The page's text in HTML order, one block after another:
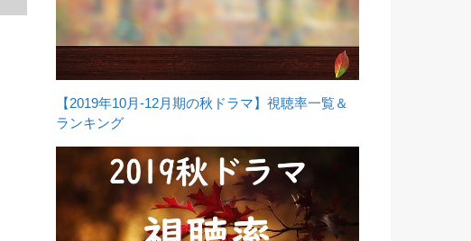
【2019年10月-12月期の秋ドラマ】視聴率一覧＆
ランキング